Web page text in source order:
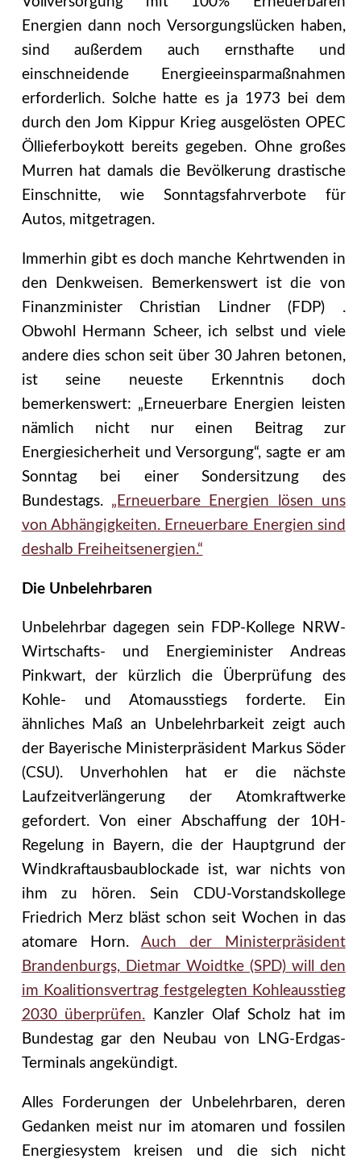
Energien dann noch Versorgungslücken haben,
sind außerdem auch ernsthafte und
einschneidende Energieeinsparmaßnahmen
erforderlich. Solche hatte es ja 1973 bei dem
durch den Jom Kippur Krieg ausgelösten OPEC
Öllieferboykott bereits gegeben. Ohne großes
Murren hat damals die Bevölkerung drastische
Einschnitte, wie Sonntagsfahrverbote für
Autos, mitgetragen.
Immerhin gibt es doch manche Kehrtwenden in
den Denkweisen. Bemerkenswert ist die von
Finanzminister Christian Lindner (FDP) .
Obwohl Hermann Scheer, ich selbst und viele
andere dies schon seit über 30 Jahren betonen,
ist seine neueste Erkenntnis doch
bemerkenswert: „Erneuerbare Energien leisten
nämlich nicht nur einen Beitrag zur
Energiesicherheit und Versorgung“, sagte er am
Sonntag bei einer Sondersitzung des
Bundestags. „Erneuerbare Energien lösen uns
von Abhängigkeiten. Erneuerbare Energien sind
deshalb Freiheitsenergien.“
Die Unbelehrbaren
Unbelehrbar dagegen sein FDP-Kollege NRW-
Wirtschafts- und Energieminister Andreas
Pinkwart, der kürzlich die Überprüfung des
Kohle- und Atomausstiegs forderte. Ein
ähnliches Maß an Unbelehrbarkeit zeigt auch
der Bayerische Ministerpräsident Markus Söder
(CSU). Unverhohlen hat er die nächste
Laufzeitverlängerung der Atomkraftwerke
gefordert. Von einer Abschaffung der 10H-
Regelung in Bayern, die der Hauptgrund der
Windkraftausbaublockade ist, war nichts von
ihm zu hören. Sein CDU-Vorstandskollege
Friedrich Merz bläst schon seit Wochen in das
atomare Horn. Auch der Ministerpräsident
Brandenburgs, Dietmar Woidtke (SPD) will den
im Koalitionsvertrag festgelegten Kohleausstieg
2030 überprüfen. Kanzler Olaf Scholz hat im
Bundestag gar den Neubau von LNG-Erdgas-
Terminals angekündigt.
Alles Forderungen der Unbelehrbaren, deren
Gedanken meist nur im atomaren und fossilen
Energiesystem kreisen und die sich nicht